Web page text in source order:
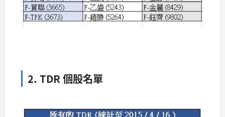
2. TDR 個股名單